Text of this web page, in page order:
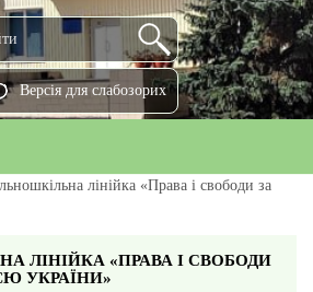
Версiя для слабозорих
лінійка «Права і свободи за
ЛІНІЙКА «ПРАВА І СВОБОДИ
УКРАЇНИ»